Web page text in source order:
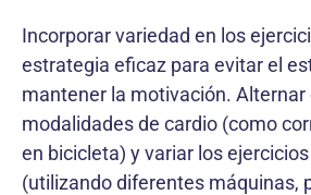
Incorporar variedad en los
estrategia eficaz para evitar el
mantener la motivación.
modalidades de cardio (como
en bicicleta) y variar los
(utilizando diferentes máquinas,